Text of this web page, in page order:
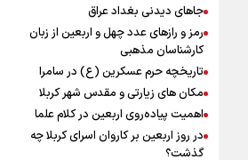
بحران منابع آبی کشور
رهبر شهید انقلاب: ادّعاهای دروغین
آمریکایی‌ها باید افشا شود
استاندار خوزستان: دو میلیون و ۱۷۰ هزار تردد
در مرزهای شلمچه و چذابه ثبت شد / برپایی
هزار موکب در خوزستان و ۱۰۰ موکب در مسیر
نجف تا کربلا
یحیی سریع: در عملیاتی گسترده تجمعات
جاهای دیدنی بغداد عراق
رمز و رازهای عدد چهل و اربعین از زبان
کارشناسان مذهبی
تاریخچه حرم عسکرین (ع) در سامرا
مکان های زیارتی و مقدس شهر کربلا
اهمیت پیاده‌روی اربعین در کلام علما
در روز اربعین بر کاروان اسرای کربلا چه
گذشت؟